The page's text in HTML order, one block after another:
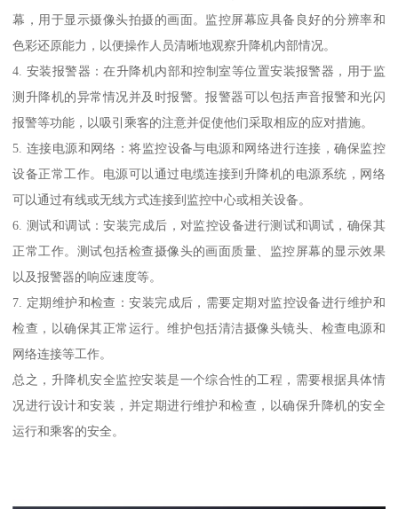
幕，用于显示摄像头拍摄的画面。监控屏幕应具备良好的分辨率和
色彩还原能力，以便操作人员清晰地观察升降机内部情况。
4. 安装报警器：在升降机内部和控制室等位置安装报警器，用于监
测升降机的异常情况并及时报警。报警器可以包括声音报警和光闪
报警等功能，以吸引乘客的注意并促使他们采取相应的应对措施。
5. 连接电源和网络：将监控设备与电源和网络进行连接，确保监控
设备正常工作。电源可以通过电缆连接到升降机的电源系统，网络
可以通过有线或无线方式连接到监控中心或相关设备。
6. 测试和调试：安装完成后，对监控设备进行测试和调试，确保其
正常工作。测试包括检查摄像头的画面质量、监控屏幕的显示效果
以及报警器的响应速度等。
7. 定期维护和检查：安装完成后，需要定期对监控设备进行维护和
检查，以确保其正常运行。维护包括清洁摄像头镜头、检查电源和
网络连接等工作。
总之，升降机安全监控安装是一个综合性的工程，需要根据具体情
况进行设计和安装，并定期进行维护和检查，以确保升降机的安全
运行和乘客的安全。